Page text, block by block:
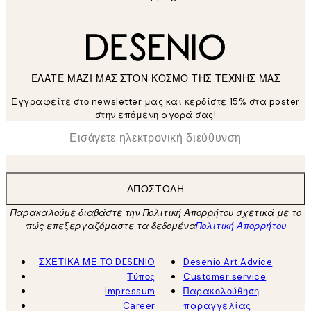
ΕΛΑΤΕ ΜΑΖΙ ΜΑΣ ΣΤΟΝ ΚΟΣΜΟ ΤΗΣ ΤΕΧΝΗΣ ΜΑΣ
Εγγραφείτε στο newsletter μας και κερδίστε 15% στα poster
στην επόμενη αγορά σας!
Ηλεκτρονική Διεύθυνση
ΑΠΟΣΤΟΛΉ
Παρακαλούμε διαβάστε την Πολιτική Απορρήτου σχετικά με το
πώς επεξεργαζόμαστε τα δεδομέναΠολιτική Απορρήτου
ΣΧΕΤΙΚΑ ΜΕ ΤΟ DESENIO
Τύπος
Impressum
Career
Desenio Art Advice
Customer service
Παρακολούθηση
παραγγελίας